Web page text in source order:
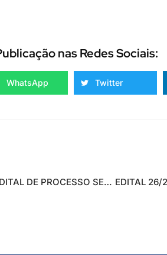
nas Redes Sociais:
WhatsApp Twitter
EDITAL 24/2025 – EDITAL DE PROCESSO SELETIVO SIMPLIFICADO PARA CONTRATAÇÃO TEMPORÁRIA DE INSTRUTORES EXTERNOS PARA ATENDER O PROJETO CAPACITA EM REDE (Regionais Nordeste 3 e Nordeste 4)